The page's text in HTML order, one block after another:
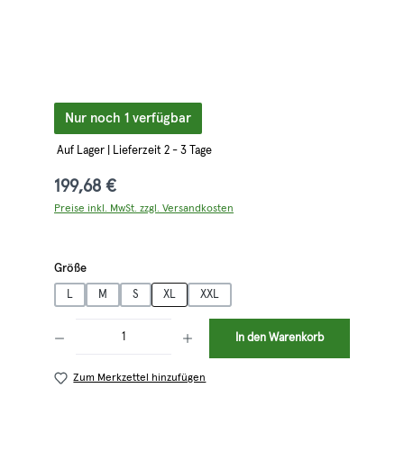
Nur noch 1 verfügbar
Auf Lager | Lieferzeit 2 - 3 Tage
199,68 €
Preise inkl. MwSt. zzgl. Versandkosten
Größeauswählen
L M S XL XXL
In den Warenkorb
Zum Merkzettel hinzufügen